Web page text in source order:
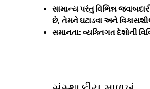
સામાન્ય પરંતુ વિભિન્ન
છે, તેમને ઘટાડવા અને
સમાનતા: વ્યક્તિગત દેશોની